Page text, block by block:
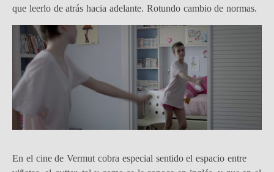
que leerlo de atrás hacia adelante. Rotundo cambio de normas.
En el cine de Vermut cobra especial sentido el espacio entre